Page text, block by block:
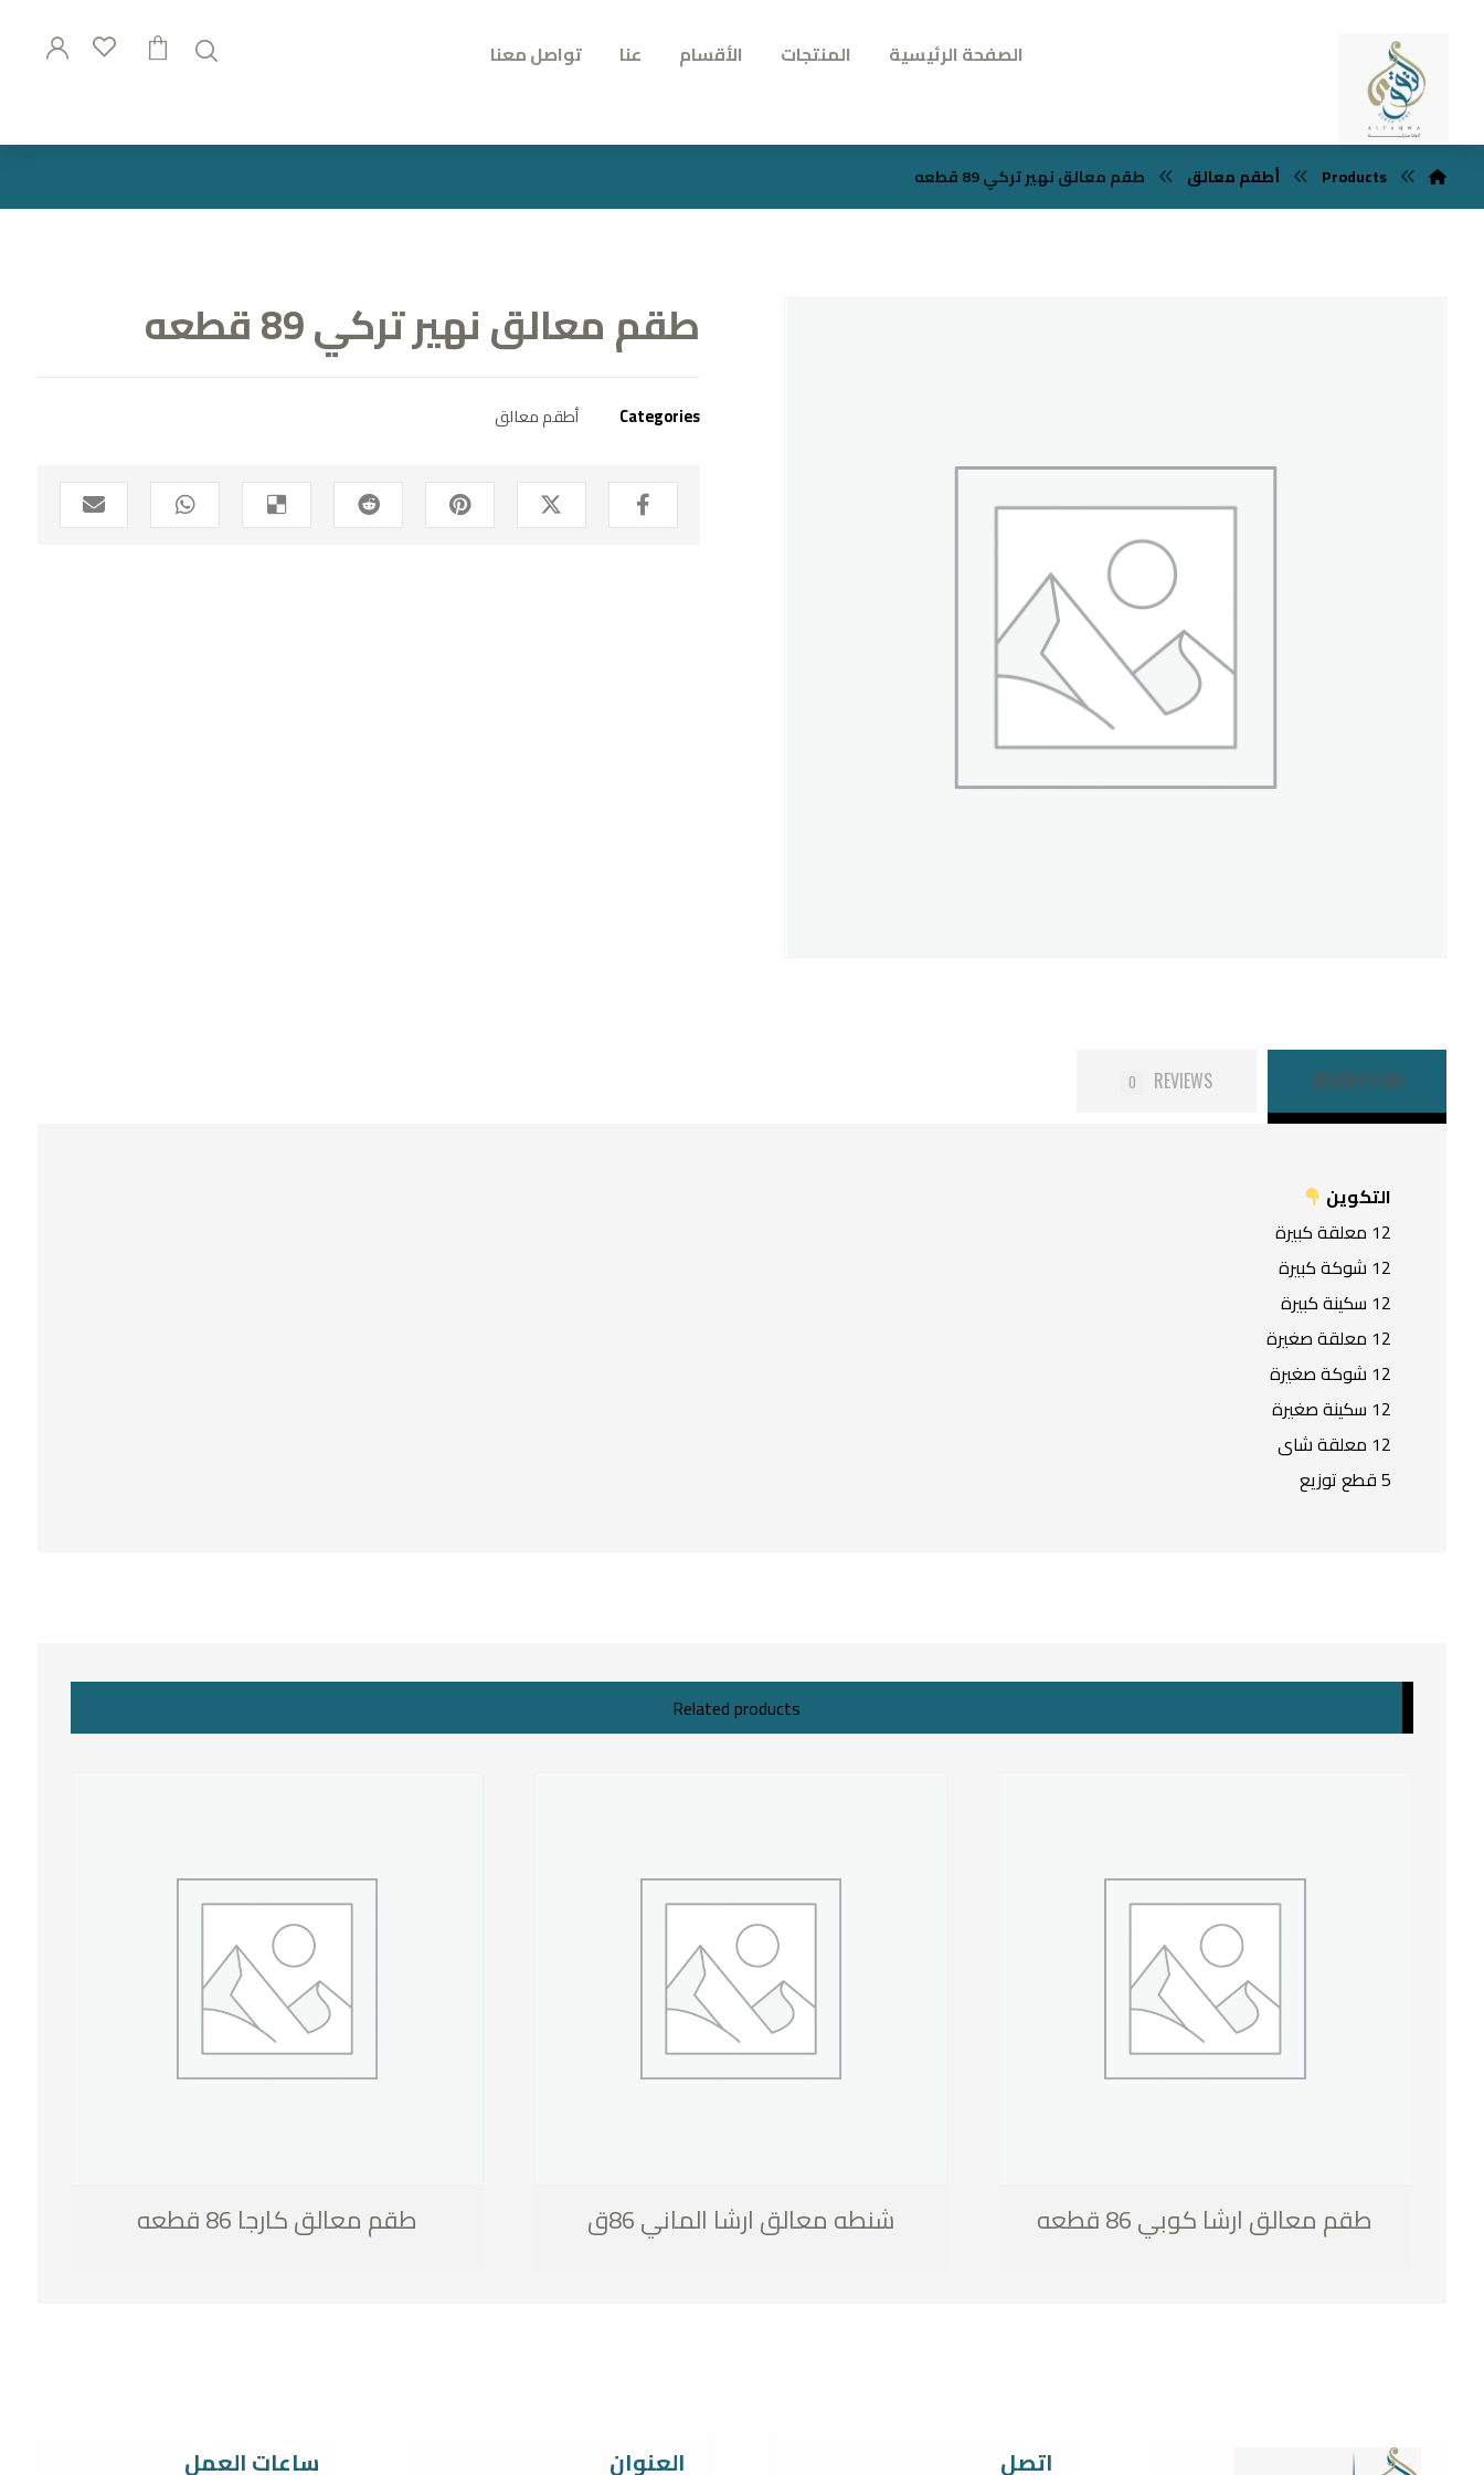
الصفحة الرئيسية المنتجات الأقسام عنا تواصل معنا
Products أطقم معالق طقم معالق نهير تركي 89 قطعه
طقم معالق نهير تركي 89 قطعه
Categories أطقم معالق
DESCRIPTION
REVIEWS
0
التكوين
12 معلقة كبيرة
12 شوكة كبيرة
12 سكينة كبيرة
12 معلقة صغيرة
12 شوكة صغيرة
12 سكينة صغيرة
12 معلقة شاى
5 قطع توزيع
Related products
طقم معالق كارجا 86 قطعه شنطه معالق ارشا الماني 86ق طقم معالق ارشا كوبي 86 قطعه
اتصل العنوان ساعات العمل